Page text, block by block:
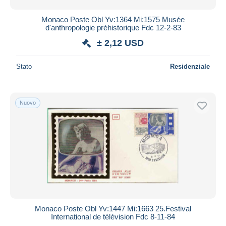
Monaco Poste Obl Yv:1364 Mi:1575 Musée
d'anthropologie préhistorique Fdc 12-2-83
± 2,12 USD
Stato Residenziale
Nuovo
Monaco Poste Obl Yv:1447 Mi:1663 25.Festival
International de télévision Fdc 8-11-84